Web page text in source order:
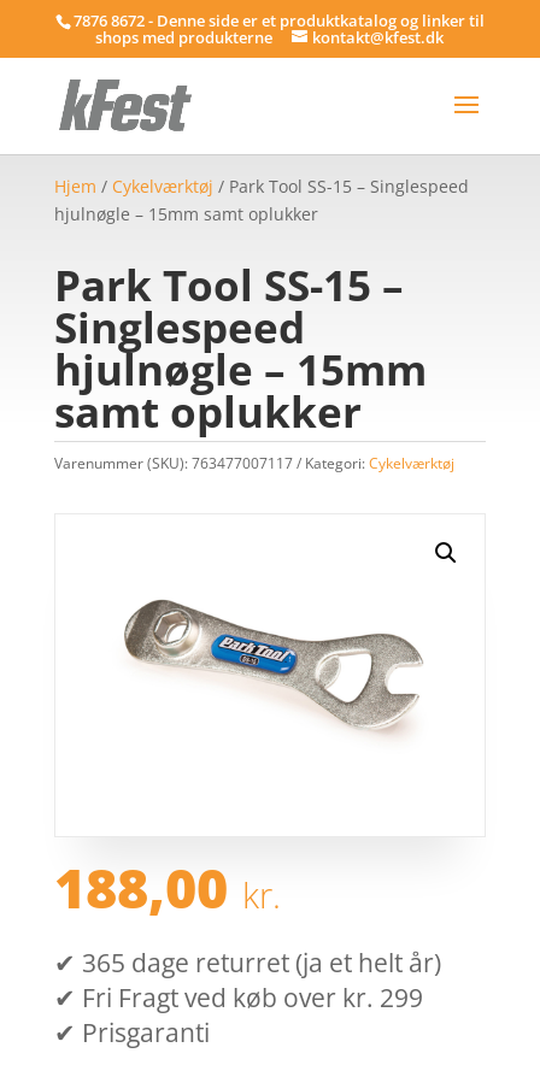
7876 8672 - Denne side er et produktkatalog og linker til
shops med produkterne kontakt@kfest.dk
Hjem / Cykelværktøj / Park Tool SS-15 – Singlespeed
hjulnøgle – 15mm samt oplukker
Park Tool SS-15 –
Singlespeed
hjulnøgle – 15mm
samt oplukker
Varenummer (SKU):763477007117 Kategori:Cykelværktøj
188,00 kr.
✔ 365 dage returret (ja et helt år)
✔ Fri Fragt ved køb over kr. 299
✔ Prisgaranti